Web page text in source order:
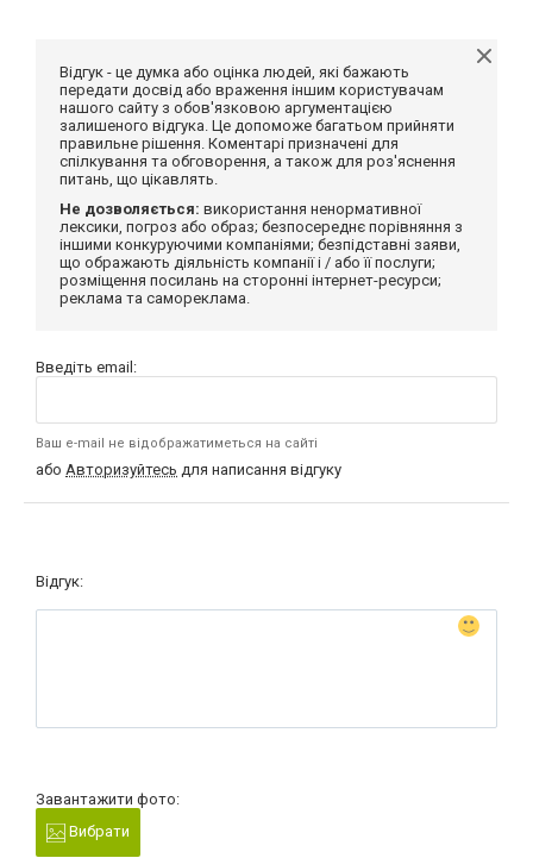
Відгук - це думка або оцінка людей, які бажають
передати досвід або враження іншим користувачам
нашого сайту з обов'язковою аргументацією
залишеного відгука. Це допоможе багатьом прийняти
правильне рішення. Коментарі призначені для
спілкування та обговорення, а також для роз'яснення
питань, що цікавлять.
Не дозволяється: використання ненормативної
лексики, погроз або образ; безпосереднє порівняння з
іншими конкуруючими компаніями; безпідставні заяви,
що ображають діяльність компанії і / або її послуги;
розміщення посилань на сторонні інтернет-ресурси;
реклама та самореклама.
Введіть email:
Ваш e-mail не відображатиметься на сайті
або Авторизуйтесь для написання відгуку
Відгук:
Завантажити фото:
Вибрати